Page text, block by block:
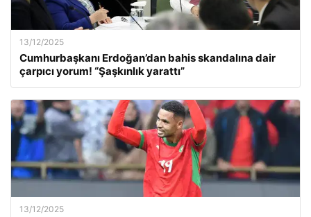
13/12/2025
Cumhurbaşkanı Erdoğan’dan bahis skandalına dair
çarpıcı yorum! “Şaşkınlık yarattı”
13/12/2025